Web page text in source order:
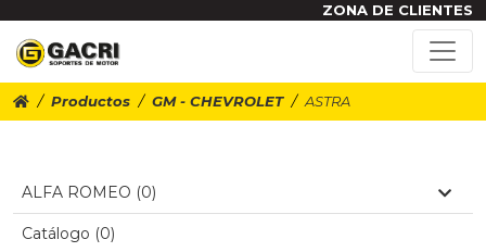
ZONA DE CLIENTES
Productos GM - CHEVROLET ASTRA
ALFA ROMEO (0)
Catálogo (0)